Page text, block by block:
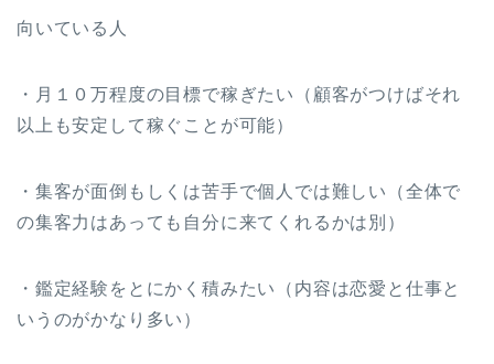
向いている人
・月１０万程度の目標で稼ぎたい（顧客がつけばそれ
以上も安定して稼ぐことが可能）
・集客が面倒もしくは苦手で個人では難しい（全体で
の集客力はあっても自分に来てくれるかは別）
・鑑定経験をとにかく積みたい（内容は恋愛と仕事と
いうのがかなり多い）